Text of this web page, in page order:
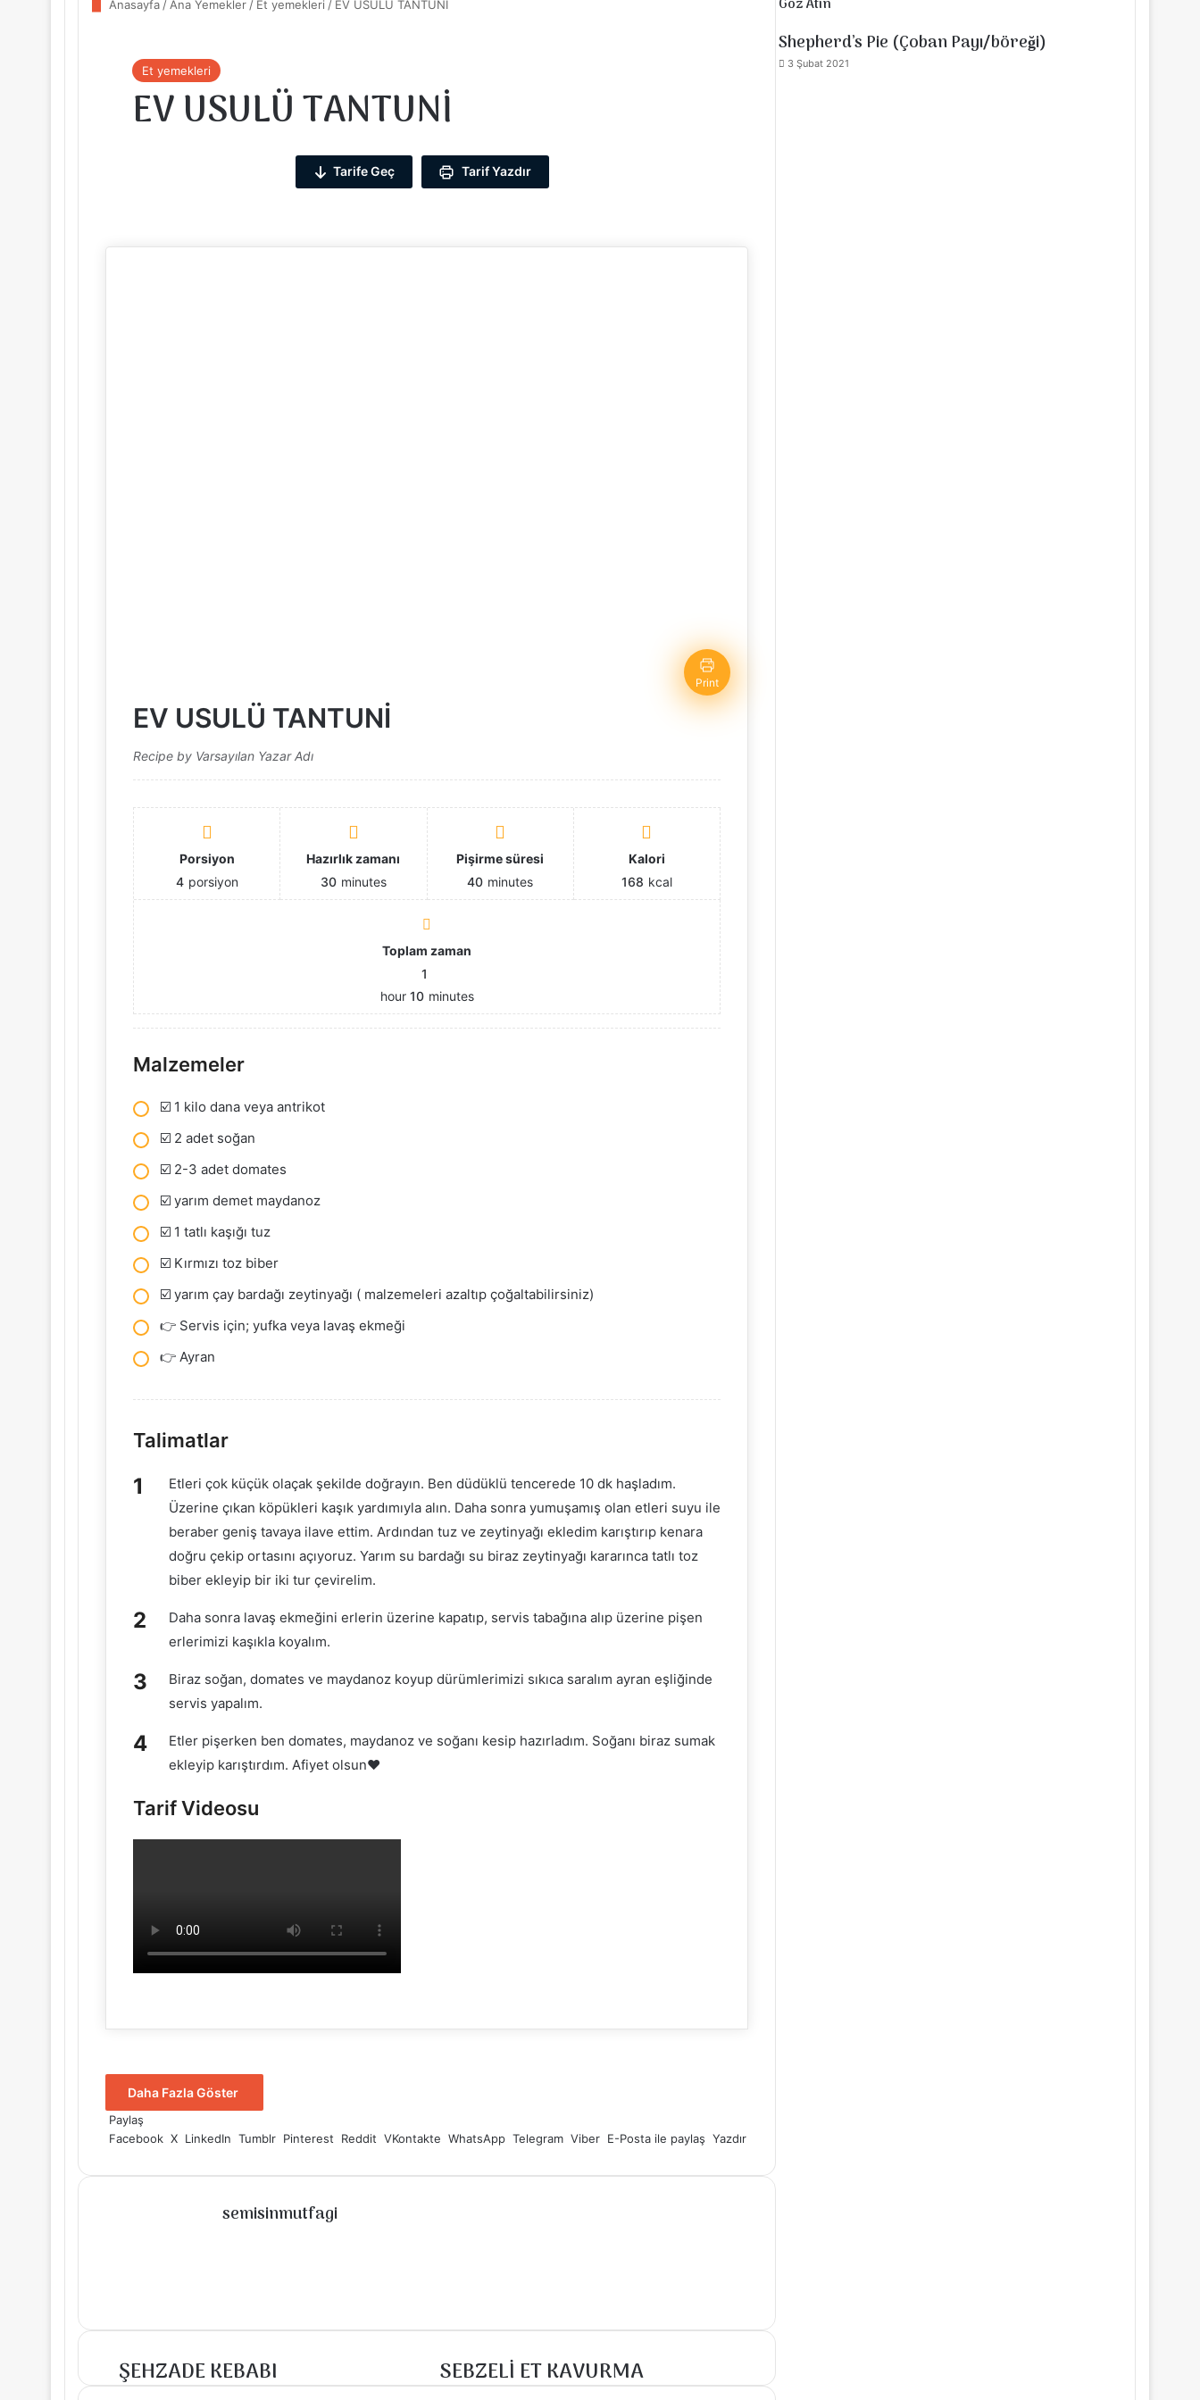
Anasayfa / Ana Yemekler / Et yemekleri / EV USULÜ TANTUNİ
Et yemekleri
EV USULÜ TANTUNİ
Tarife Geç Tarif Yazdır
Print
EV USULÜ TANTUNİ
Recipe by Varsayılan Yazar Adı
Porsiyon
4 porsiyon
Hazırlık zamanı
30 minutes
Pişirme süresi
40 minutes
Kalori
168 kcal
Toplam zaman
1
hour 10 minutes
Malzemeler
☑️ 1 kilo dana veya antrikot
☑️ 2 adet soğan
☑️ 2-3 adet domates
☑️ yarım demet maydanoz
☑️ 1 tatlı kaşığı tuz
☑️ Kırmızı toz biber
☑️ yarım çay bardağı zeytinyağı ( malzemeleri azaltıp çoğaltabilirsiniz)
👉 Servis için; yufka veya lavaş ekmeği
👉 Ayran
Talimatlar
Etleri çok küçük olaçak şekilde doğrayın. Ben düdüklü tencerede 10 dk haşladım.
Üzerine çıkan köpükleri kaşık yardımıyla alın. Daha sonra yumuşamış olan etleri suyu ile
beraber geniş tavaya ilave ettim. Ardından tuz ve zeytinyağı ekledim karıştırıp kenara
doğru çekip ortasını açıyoruz. Yarım su bardağı su biraz zeytinyağı kararınca tatlı toz
biber ekleyip bir iki tur çevirelim.
Daha sonra lavaş ekmeğini erlerin üzerine kapatıp, servis tabağına alıp üzerine pişen
erlerimizi kaşıkla koyalım.
Biraz soğan, domates ve maydanoz koyup dürümlerimizi sıkıca saralım ayran eşliğinde
servis yapalım.
Etler pişerken ben domates, maydanoz ve soğanı kesip hazırladım. Soğanı biraz sumak
ekleyip karıştırdım. Afiyet olsun❤️
Tarif Videosu
Daha Fazla Göster
Paylaş
Facebook X LinkedIn Tumblr Pinterest Reddit VKontakte WhatsApp Telegram Viber E-Posta ile paylaş Yazdır
semisinmutfagi
ŞEHZADE
KEBABI
ŞEHZADE KEBABI
SEBZELİ
ET
SEBZELİ ET KAVURMA
Göz Atın
Shepherd’s Pie (Çoban Payı/böreği)
3 Şubat 2021